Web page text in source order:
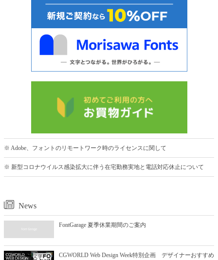
※ Adobe、フォントのリモートワーク時のライセンスに関して
※ 新型コロナウイルス感染拡大に伴う在宅勤務実地と電話対応休止について
News
FontGarage 夏季休業期間のご案内
CGWORLD Web Design Week特別企画 デザイナーおすすめ